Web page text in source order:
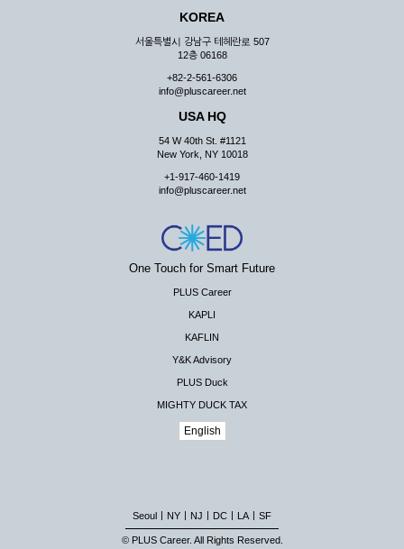
KOREA
서울특별시 강남구 테헤란로 507
12층 06168
+82-2-561-6306
info@pluscareer.net
USA HQ
54 W 40th St. #1121
New York, NY 10018
+1-917-460-1419
info@pluscareer.net
One Touch for Smart Future
PLUS Career
KAPLI
KAFLIN
Y&K Advisory
PLUS Duck
MIGHTY DUCK TAX
English
Seoul NY NJ DC LA SF
© PLUS Career. All Rights Reserved.